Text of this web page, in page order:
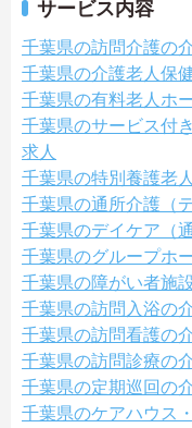
サービス内容
千葉県の訪問介護の
千葉県の介護老人保
千葉県の有料老人ホ
千葉県のサービス付
求人
千葉県の特別養護老
千葉県の通所介護（
千葉県のデイケア（
千葉県のグループホ
千葉県の障がい者施
千葉県の訪問入浴の
千葉県の訪問看護の
千葉県の訪問診療の
千葉県の定期巡回の
千葉県のケアハウス